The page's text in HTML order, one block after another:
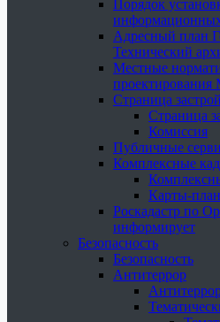
Порядок
Адресный план
Технический
Местные
Страница
Страница
Комиссия
Публичные
Комплексные
Карты-
Роскадастр по
информирует
Безопасность
Безопасность
Антитеррор